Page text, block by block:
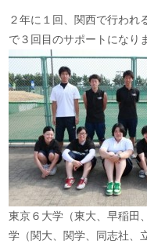
２年に１回、関西で行われ
で３回目のサポートになり
東京６大学（東大、早稲田
学（関大、関学、同志社、